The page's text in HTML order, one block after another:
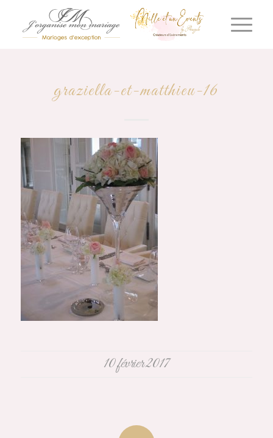
graziella-et-matthieu-16
10 février 2017